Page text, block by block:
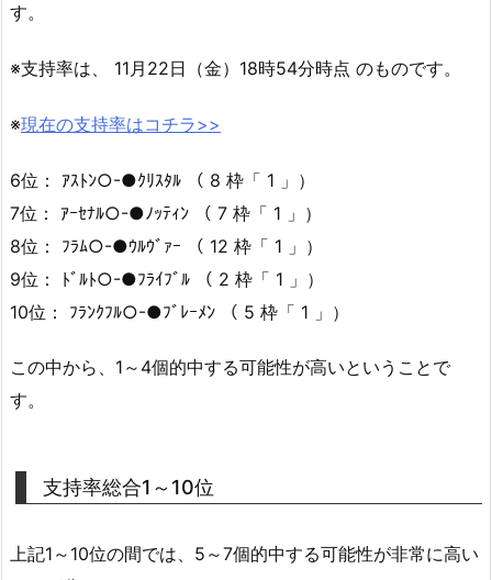
す。
※支持率は、 11月22日（金）18時54分時点 のものです。
※現在の支持率はコチラ>>
6位： ｱｽﾄﾝ○-●ｸﾘｽﾀﾙ （ 8 枠「 1 」）
7位： ｱｰｾﾅﾙ○-●ﾉｯﾃｨﾝ （ 7 枠「 1 」）
8位： ﾌﾗﾑ○-●ｳﾙｳﾞｧｰ （ 12 枠「 1 」）
9位： ﾄﾞﾙﾄ○-●ﾌﾗｲﾌﾞﾙ （ 2 枠「 1 」）
10位： ﾌﾗﾝｸﾌﾙ○-●ﾌﾞﾚｰﾒﾝ （ 5 枠「 1 」）
この中から、1～4個的中する可能性が高いということで
す。
支持率総合1～10位
上記1～10位の間では、5～7個的中する可能性が非常に高い